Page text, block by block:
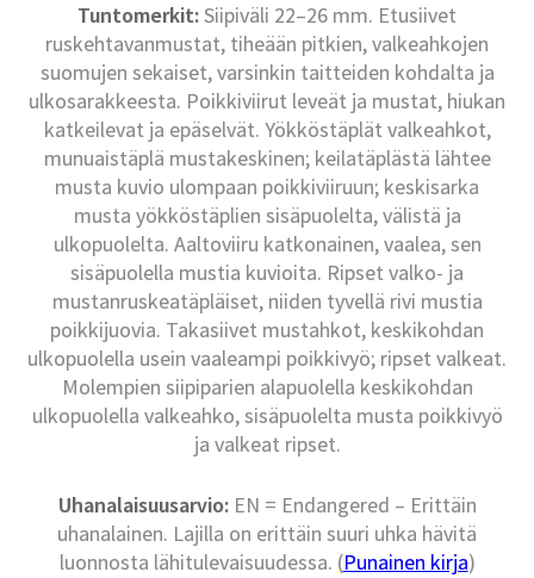
Tuntomerkit:Siipiväli 22–26 mm. Etusiivet
ruskehtavanmustat, tiheään pitkien, valkeahkojen
suomujen sekaiset, varsinkin taitteiden kohdalta ja
ulkosarakkeesta. Poikkiviirut leveät ja mustat, hiukan
katkeilevat ja epäselvät. Yökköstäplät valkeahkot,
munuaistäplä mustakeskinen; keilatäplästä lähtee
musta kuvio ulompaan poikkiviiruun; keskisarka
musta yökköstäplien sisäpuolelta, välistä ja
ulkopuolelta. Aaltoviiru katkonainen, vaalea, sen
sisäpuolella mustia kuvioita. Ripset valko- ja
mustanruskeatäpläiset, niiden tyvellä rivi mustia
poikkijuovia. Takasiivet mustahkot, keskikohdan
ulkopuolella usein vaaleampi poikkivyö; ripset valkeat.
Molempien siipiparien alapuolella keskikohdan
ulkopuolella valkeahko, sisäpuolelta musta poikkivyö
ja valkeat ripset.
Uhanalaisuusarvio:EN = Endangered – Erittäin
uhanalainen. Lajilla on erittäin suuri uhka hävitä
luonnosta lähitulevaisuudessa. (Punainen kirja)